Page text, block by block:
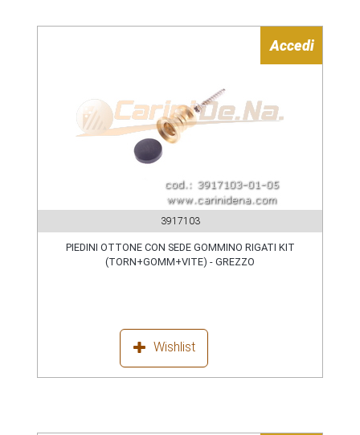
Accedi
3917103
PIEDINI OTTONE CON SEDE GOMMINO RIGATI KIT
(TORN+GOMM+VITE) - GREZZO
Wishlist